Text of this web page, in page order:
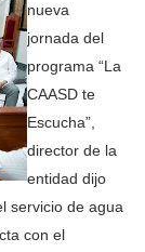
nueva
jornada del
programa “La
CAASD te
Escucha”,
director de la
entidad dijo
servicio de agua
con el